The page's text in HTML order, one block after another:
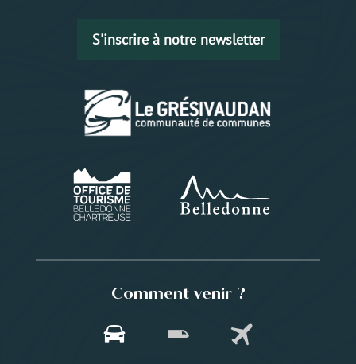
S'inscrire à notre newsletter
Comment venir ?